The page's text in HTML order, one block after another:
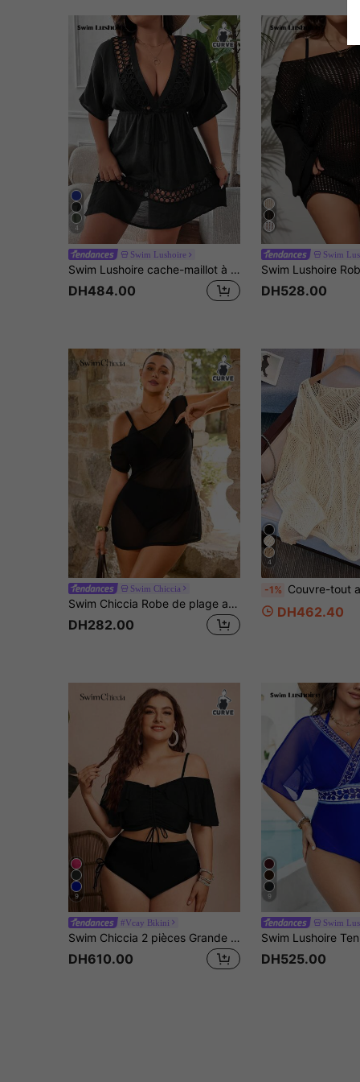
4
Swim Lushoire
Swim Lushoire cache-maillot à manches courtes pour femmes grandes tailles mode couleur unie avec découpe
DH484.00
Swim
DH528.00
Swim Chiccia
Swim Chiccia Robe de plage ample à col asymétrique en maille transparente, couleur unie
DH282.00
4
-1% Couvre-tout ample en tricot pour femmes grandes tailles, design en losange creux
DH462.40
9
#Vcay Bikini
Swim Chiccia 2 pièces Grande taille Femmes Couleur unie Spaghetti Hors épaule Volants Lacet Fendu Bikini, Vacances décontractées élégantes et tendance
DH610.00
9
Swim
DH525.00